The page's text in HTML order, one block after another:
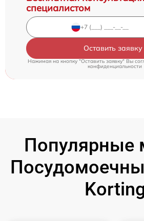
специалистом
Оставить заявку
Нажимая на кнопку "Оставить заявку" Вы
конфиденциальности
Популярные